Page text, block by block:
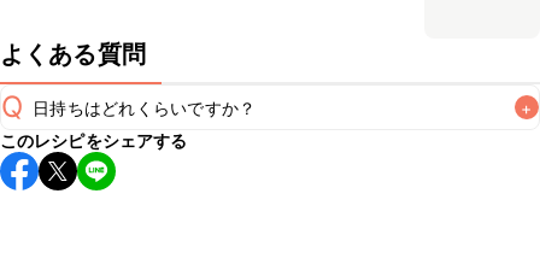
よくある質問
Q 日持ちはどれくらいですか？ +
保存期間は冷蔵で翌日中が目安です。なるべくお早めにお召
し上がりください。
このレシピをシェアする